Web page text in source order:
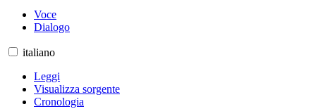
Voce
Dialogo
italiano
Leggi
Visualizza sorgente
Cronologia